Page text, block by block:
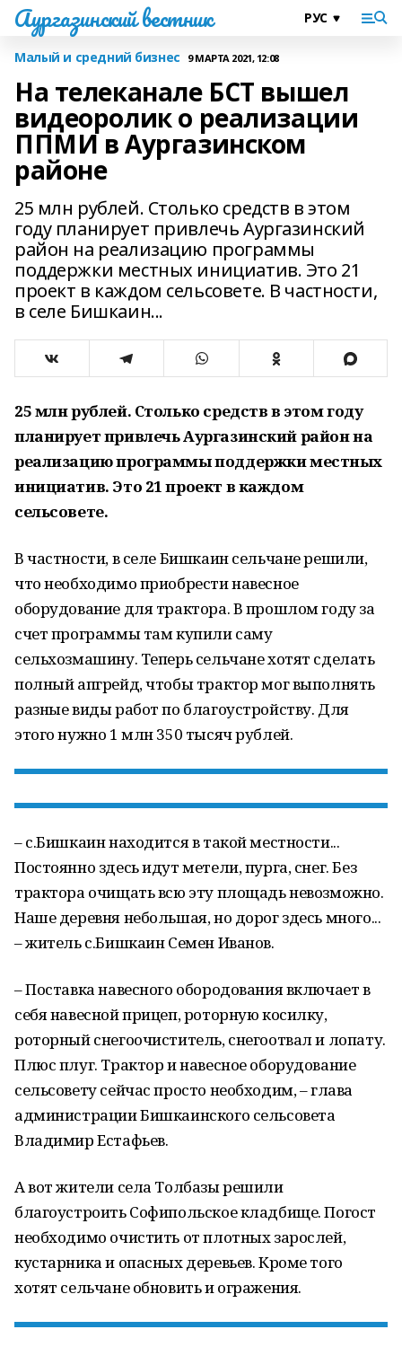
Аургазинский вестник
Малый и средний бизнес 9 МАРТА 2021, 12:08
На телеканале БСТ вышел
видеоролик о реализации
ППМИ в Аургазинском
районе
25 млн рублей. Столько средств в этом
году планирует привлечь Аургазинский
район на реализацию программы
поддержки местных инициатив. Это 21
проект в каждом сельсовете. В частности,
в селе Бишкаин...
25 млн рублей. Столько средств в этом году
планирует привлечь Аургазинский район на
реализацию программы поддержки местных
инициатив. Это 21 проект в каждом
сельсовете.
В частности, в селе Бишкаин сельчане решили,
что необходимо приобрести навесное
оборудование для трактора. В прошлом году за
счет программы там купили саму
сельхозмашину. Теперь сельчане хотят сделать
полный апгрейд, чтобы трактор мог выполнять
разные виды работ по благоустройству. Для
этого нужно 1 млн 350 тысяч рублей.
– с.Бишкаин находится в такой местности...
Постоянно здесь идут метели, пурга, снег. Без
трактора очищать всю эту площадь невозможно.
Наше деревня небольшая, но дорог здесь много...
– житель с.Бишкаин Семен Иванов.
– Поставка навесного обородования включает в
себя навесной прицеп, роторную косилку,
роторный снегоочиститель, снегоотвал и лопату.
Плюс плуг. Трактор и навесное оборудование
сельсовету сейчас просто необходим, – глава
администрации Бишкаинского сельсовета
Владимир Естафьев.
А вот жители села Толбазы решили
благоустроить Софипольское кладбище. Погост
необходимо очистить от плотных зарослей,
кустарника и опасных деревьев. Кроме того
хотят сельчане обновить и огражения.